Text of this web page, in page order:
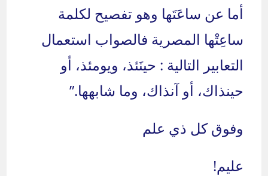
أما عن ساعَتَها وهو تفصيح لكلمة
ساعِتْها المصرية فالصواب استعمال
التعابير التالية : حينَئذ، ويومئذ، أو
حينذاك، أو آنذاك، وما شابهها.”
وفوق كل ذي علم
عليم!